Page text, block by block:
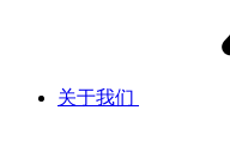
关于我们